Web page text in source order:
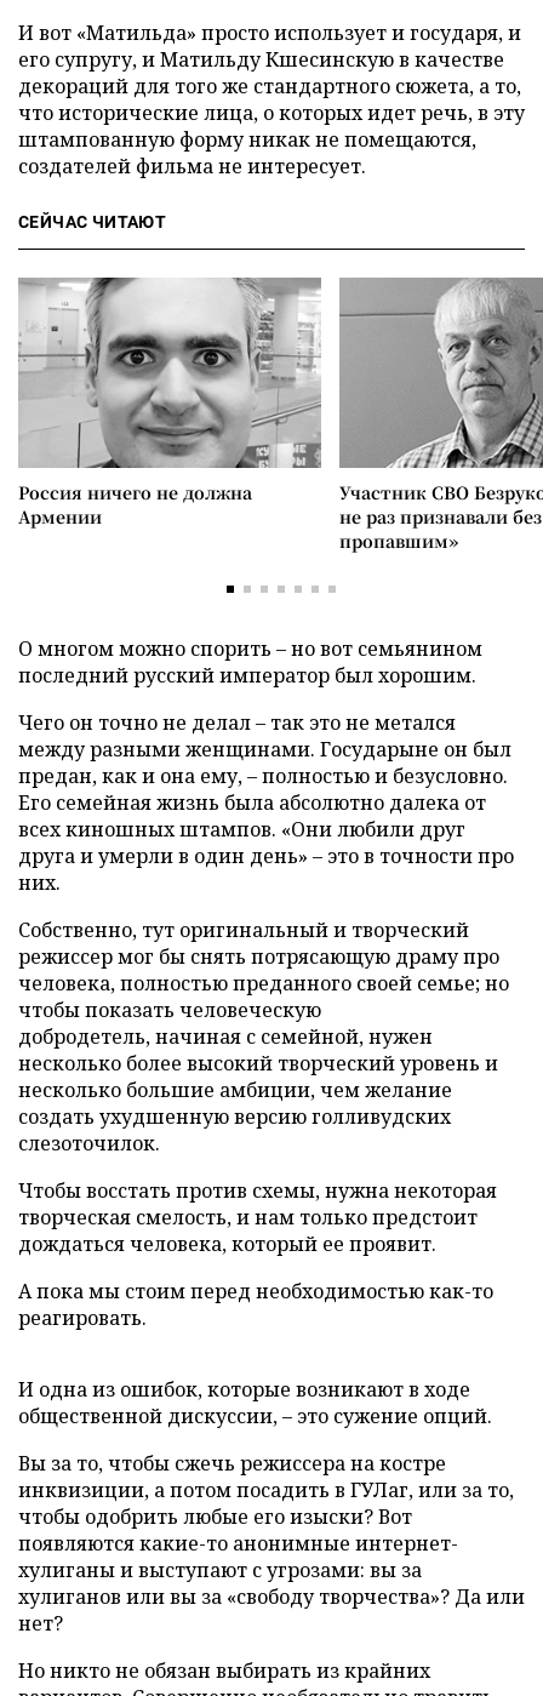
И вот «Матильда» просто использует и государя, и
его супругу, и Матильду Кшесинскую в качестве
декораций для того же стандартного сюжета, а то,
что исторические лица, о которых идет речь, в эту
штампованную форму никак не помещаются,
создателей фильма не интересует.
СЕЙЧАС ЧИТАЮТ
Россия ничего не должна
Армении
Участник СВО
не раз признавали
пропавшим»
О многом можно спорить – но вот семьянином
последний русский император был хорошим.
Чего он точно не делал – так это не метался
между разными женщинами. Государыне он был
предан, как и она ему, – полностью и безусловно.
Его семейная жизнь была абсолютно далека от
всех киношных штампов. «Они любили друг
друга и умерли в один день» – это в точности про
них.
Собственно, тут оригинальный и творческий
режиссер мог бы снять потрясающую драму про
человека, полностью преданного своей семье; но
чтобы показать человеческую
добродетель, начиная с семейной, нужен
несколько более высокий творческий уровень и
несколько большие амбиции, чем желание
создать ухудшенную версию голливудских
слезоточилок.
Чтобы восстать против схемы, нужна некоторая
творческая смелость, и нам только предстоит
дождаться человека, который ее проявит.
А пока мы стоим перед необходимостью как-то
реагировать.
И одна из ошибок, которые возникают в ходе
общественной дискуссии, – это сужение опций.
Вы за то, чтобы сжечь режиссера на костре
инквизиции, а потом посадить в ГУЛаг, или за то,
чтобы одобрить любые его изыски? Вот
появляются какие-то анонимные интернет-
хулиганы и выступают с угрозами: вы за
хулиганов или вы за «свободу творчества»? Да или
нет?
Но никто не обязан выбирать из крайних